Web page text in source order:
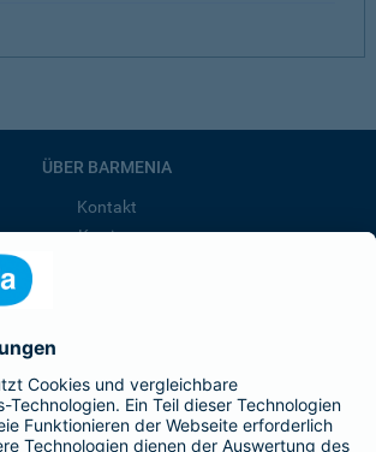
ÜBER BARMENIA
Kontakt
Karriere
Affiliate-Partner werden
ist Teil der BarmeniaGothaer
BELIEBTE SEITEN